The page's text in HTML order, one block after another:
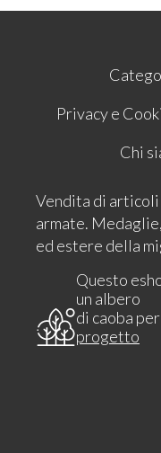
Privacy e
Chi
Vendita di
armate.
ed estere della
Questo
un albero
di caoba
progetto